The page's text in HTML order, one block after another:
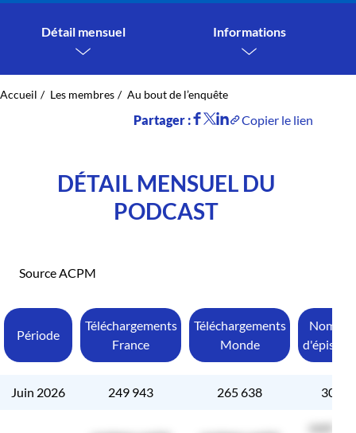
Détail mensuel Informations
Accueil Les membres Au bout de l’enquête
Partager : Copier le lien
DÉTAIL MENSUEL DU
PODCAST
Source ACPM
Période
Téléchargements
France
Téléchargements
Monde
Nombre
Juin 2026 249 943 265 638 309
contenu